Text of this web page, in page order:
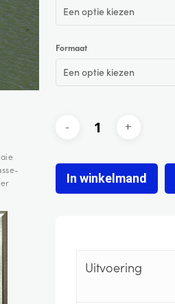
Een optie kiezen
Formaat
Een optie kiezen
In winkelmand
Uitvoering